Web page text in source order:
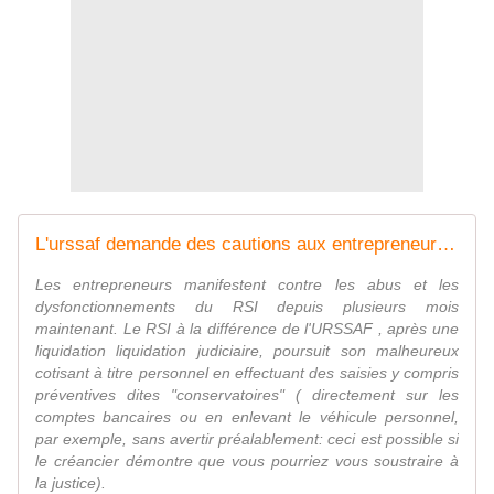
L'urssaf demande des cautions aux entrepreneurs en difficultés! - Aide Entreprise
Les entrepreneurs manifestent contre les abus et les
dysfonctionnements du RSI depuis plusieurs mois
maintenant. Le RSI à la différence de l'URSSAF , après une
liquidation liquidation judiciaire, poursuit son malheureux
cotisant à titre personnel en effectuant des saisies y compris
préventives dites "conservatoires" ( directement sur les
comptes bancaires ou en enlevant le véhicule personnel,
par exemple, sans avertir préalablement: ceci est possible si
le créancier démontre que vous pourriez vous soustraire à
la justice).